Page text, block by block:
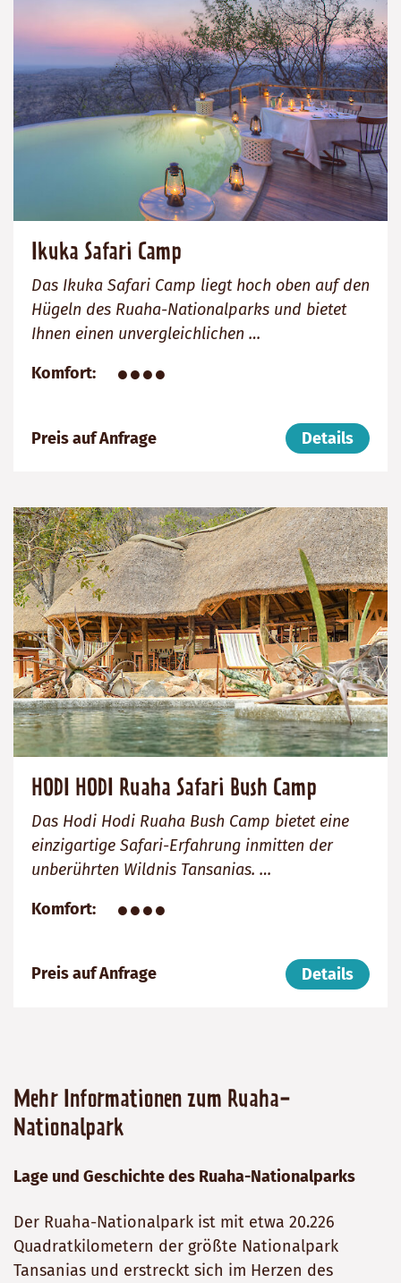
Ikuka Safari Camp
Das Ikuka Safari Camp liegt hoch oben auf den
Hügeln des Ruaha-Nationalparks und bietet
Ihnen einen unvergleichlichen …
Komfort
●●●●
Preis auf Anfrage Details
HODI HODI Ruaha Safari Bush Camp
Das Hodi Hodi Ruaha Bush Camp bietet eine
einzigartige Safari-Erfahrung inmitten der
unberührten Wildnis Tansanias. …
Komfort
●●●●
Preis auf Anfrage Details
Mehr Informationen zum Ruaha-
Nationalpark
Lage und Geschichte des Ruaha-Nationalparks
Der Ruaha-Nationalpark ist mit etwa 20.226
Quadratkilometern der größte Nationalpark
Tansanias und erstreckt sich im Herzen des